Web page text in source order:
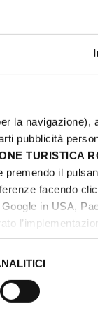
la navigazione),
pubblicità
TURISTICA
il
facendo clic
in USA,
22